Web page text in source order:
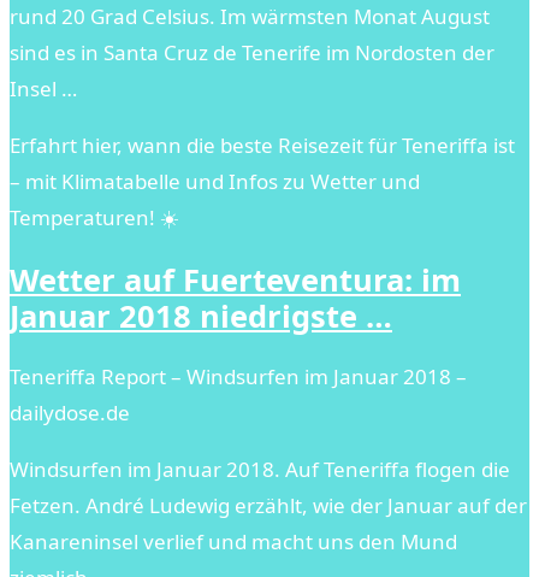
rund 20 Grad Celsius. Im wärmsten Monat August
sind es in Santa Cruz de Tenerife im Nordosten der
Insel …
Erfahrt hier, wann die beste Reisezeit für Teneriffa ist
– mit Klimatabelle und Infos zu Wetter und
Temperaturen! ☀️
Wetter auf Fuerteventura: im
Januar 2018 niedrigste …
Teneriffa Report – Windsurfen im Januar 2018 –
dailydose.de
Windsurfen im Januar 2018. Auf Teneriffa flogen die
Fetzen. André Ludewig erzählt, wie der Januar auf der
Kanareninsel verlief und macht uns den Mund